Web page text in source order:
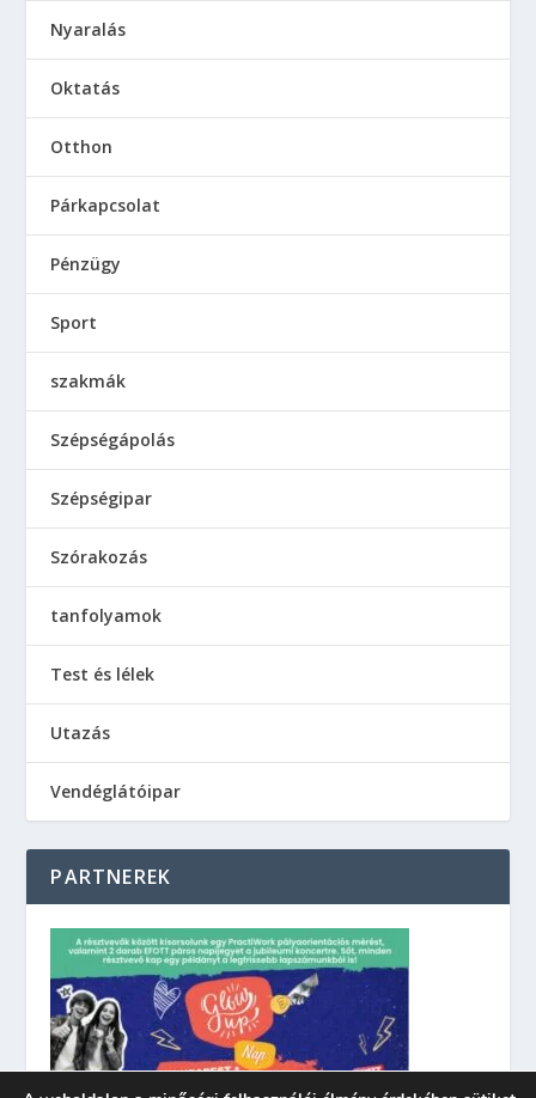
Nyaralás
Oktatás
Otthon
Párkapcsolat
Pénzügy
Sport
szakmák
Szépségápolás
Szépségipar
Szórakozás
tanfolyamok
Test és lélek
Utazás
Vendéglátóipar
PARTNEREK